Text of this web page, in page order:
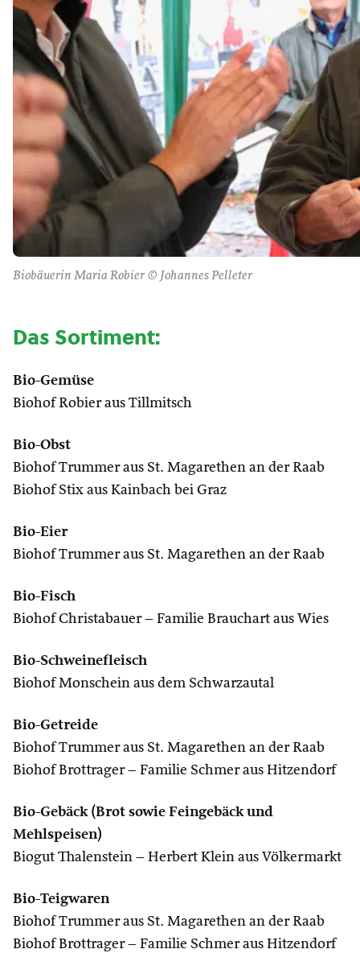
Biobäuerin Maria Robier © Johannes Pelleter
Das Sortiment:
Bio-Gemüse
Biohof Robier aus Tillmitsch
Bio-Obst
Biohof Trummer aus St. Magarethen an der Raab
Biohof Stix aus Kainbach bei Graz
Bio-Eier
Biohof Trummer aus St. Magarethen an der Raab
Bio-Fisch
Biohof Christabauer – Familie Brauchart aus Wies
Bio-Schweinefleisch
Biohof Monschein aus dem Schwarzautal
Bio-Getreide
Biohof Trummer aus St. Magarethen an der Raab
Biohof Brottrager – Familie Schmer aus Hitzendorf
Bio-Gebäck (Brot sowie Feingebäck und
Mehlspeisen)
Biogut Thalenstein – Herbert Klein aus Völkermarkt
Bio-Teigwaren
Biohof Trummer aus St. Magarethen an der Raab
Biohof Brottrager – Familie Schmer aus Hitzendorf